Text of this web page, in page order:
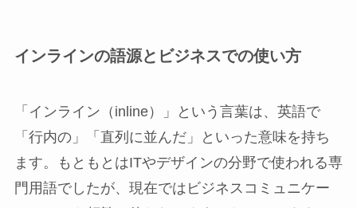
インラインの語源とビジネスでの使い方
「インライン（inline）」という言葉は、英語で
「行内の」「直列に並んだ」といった意味を持ち
ます。もともとはITやデザインの分野で使われる専
門用語でしたが、現在ではビジネスコミュニケー